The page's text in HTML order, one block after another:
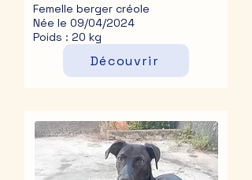
Femelle berger créole
Née le 09/04/2024
Poids : 20 kg
Découvrir